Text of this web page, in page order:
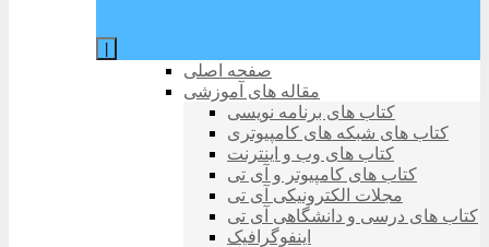
صفحه اصلی
مقاله های آموزشی
کتاب های برنامه نویسی
کتاب های شبکه های کامپیوتری
کتاب های وب و اینترنت
کتاب های کامپیوتر و آی تی
مجلات الکترونیکی آی تی
کتاب های درسی و دانشگاهی آی تی
اینفوگرافیک